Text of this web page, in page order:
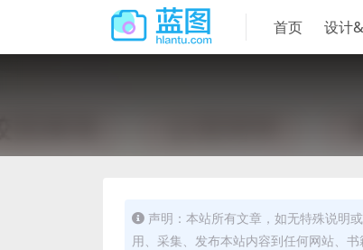
首页 设计
声明：本站所有文章，如无特殊说明
用、采集、发布本站内容到任何网站、